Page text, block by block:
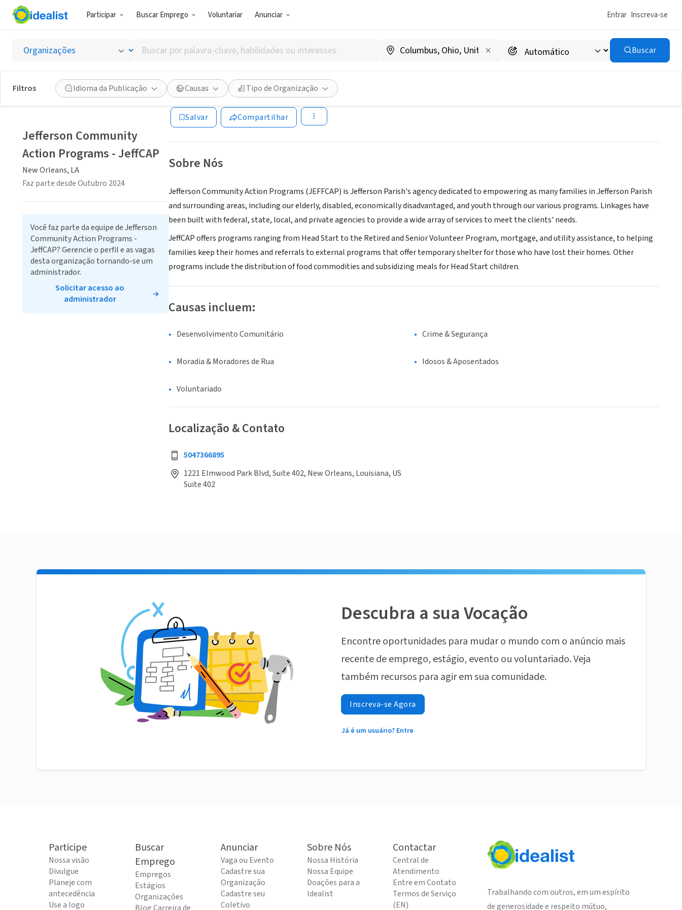
Participar Buscar Emprego Voluntariar Anunciar Entrar Inscreva-se
Buscar
por
palavra-
chave,
habilidades
ou
interesses
Buscar
Filtros Idioma da Publicação Causas Tipo de Organização
Jefferson Community Action Programs - JeffCAP
New Orleans, LA |www.jeffparish.gov
Salvar Compartilhar
Sobre Nós
Jefferson Community Action Programs (JEFFCAP) is Jefferson Parish's agency dedicated to empowering as many families in Jefferson Parish
and surrounding areas, including our elderly, disabled, economically disadvantaged, and youth through our various programs. Linkages have
been built with federal, state, local, and private agencies to provide a wide array of services to meet the clients' needs.
JeffCAP offers programs ranging from Head Start to the Retired and Senior Volunteer Program, mortgage, and utility assistance, to helping
families keep their homes and referrals to external programs that offer temporary shelter for those who have lost their homes. Other
programs include the distribution of food commodities and subsidizing meals for Head Start children.
Causas incluem:
Desenvolvimento Comunitário Crime & Segurança
Moradia & Moradores de Rua Idosos & Aposentados
Voluntariado
Localização & Contato
5047366895
1221 Elmwood Park Blvd, Suite 402, New Orleans, Louisiana, US
Suite 402
Jefferson Community
Action Programs - JeffCAP
New Orleans, LA
Faz parte desde Outubro 2024
Você faz parte da equipe de Jefferson
Community Action Programs -
JeffCAP? Gerencie o perfil e as vagas
desta organização tornando-se um
administrador.
Solicitar acesso ao
administrador
Descubra a sua Vocação
Encontre oportunidades para mudar o mundo com o anúncio mais
recente de emprego, estágio, evento ou voluntariado. Veja
também recursos para agir em sua comunidade.
Inscreva-se Agora
Já é um usuário? Entre
Participe
Nossa visão
Divulgue
Planeje com
antecedência
Use a logo
Buscar
Emprego
Empregos
Estágios
Organizações
Anunciar
Vaga ou Evento
Cadastre sua
Organização
Cadastre seu
Coletivo
Sobre Nós
Nossa História
Nossa Equipe
Doações para a
Idealist
Contactar
Central de
Atendimento
Entre em Contato
Termos de Serviço
(EN)
Trabalhando com outros, em um espírito
de generosidade e respeito mútuo,